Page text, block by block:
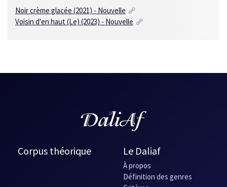
Noir crème glacée (2021) - Nouvelle
Voisin d'en haut (Le) (2023) - Nouvelle
Corpus théorique Le Daliaf
À propos
Définition des genres